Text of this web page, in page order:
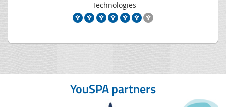
Technologies
YouSPA partners